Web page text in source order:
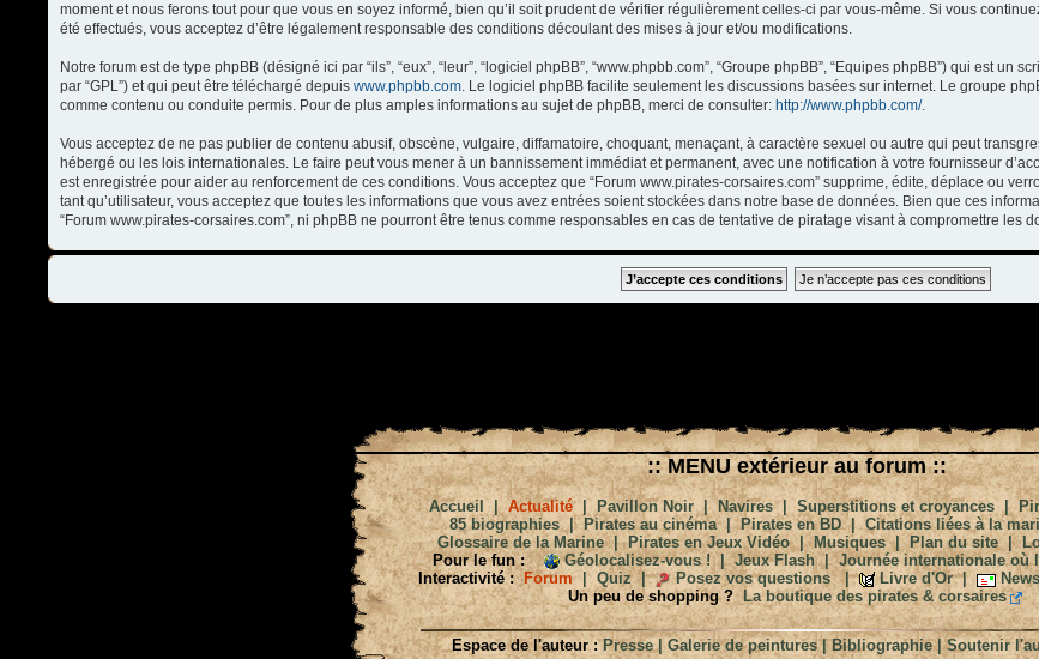
moment et nous ferons tout pour que vous en soyez informé, bien qu’il soit prudent de vérifier régulièrement celles-ci par vous-même. Si vous
été effectués, vous acceptez d’être légalement responsable des conditions découlant des mises à jour et/ou modifications.
Notre forum est de type phpBB (désigné ici par “ils”, “eux”, “leur”, “logiciel phpBB”, “www.phpbb.com”, “Groupe phpBB”, “Equipes phpBB”) qui est un
par “GPL”) et qui peut être téléchargé depuis www.phpbb.com. Le logiciel phpBB facilite seulement les discussions basées sur internet. Le groupe
comme contenu ou conduite permis. Pour de plus amples informations au sujet de phpBB, merci de consulter: http://www.phpbb.com/.
Vous acceptez de ne pas publier de contenu abusif, obscène, vulgaire, diffamatoire, choquant, menaçant, à caractère sexuel ou autre qui peut
hébergé ou les lois internationales. Le faire peut vous mener à un bannissement immédiat et permanent, avec une notification à votre fournisseur
est enregistrée pour aider au renforcement de ces conditions. Vous acceptez que “Forum www.pirates-corsaires.com” supprime, édite, déplace ou
tant qu’utilisateur, vous acceptez que toutes les informations que vous avez entrées soient stockées dans notre base de données. Bien que ces
“Forum www.pirates-corsaires.com”, ni phpBB ne pourront être tenus comme responsables en cas de tentative de piratage visant à compromettre les
:: MENU extérieur au forum ::
Accueil |Actualité|Pavillon Noir|Navires|Superstitions et croyances|
85 biographies| Pirates au cinéma|Pirates en BD|Citations liées à la
Glossaire de la Marine|Pirates en Jeux Vidéo|Musiques|Plan du site|
Pour le fun :
Géolocalisez-vous !|Jeux Flash|Journée internationale où
Interactivité : Forum| Quiz| Posez vos questions| Livre d'Or|
Un peu de shopping ?
La boutique des pirates & corsaires
Espace de l'auteur : Presse|Galerie de peintures|Bibliographie|Soutenir